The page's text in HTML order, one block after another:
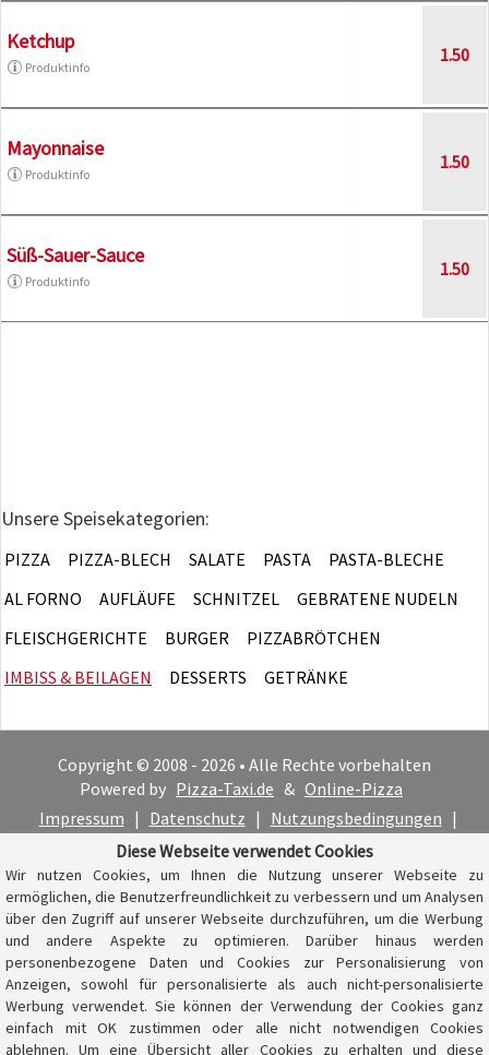
Ketchup
Produktinfo
1.50
Mayonnaise
Produktinfo
1.50
Süß-Sauer-Sauce
Produktinfo
1.50
Unsere Speisekategorien:
PIZZA PIZZA-BLECH SALATE PASTA
PASTA-BLECHE
AL FORNO
AUFLÄUFE SCHNITZEL
GEBRATENE NUDELN
FLEISCHGERICHTE
BURGER
PIZZABRÖTCHEN
IMBISS & BEILAGEN
DESSERTS GETRÄNKE
Copyright © 2008 - 2026 • Alle Rechte vorbehalten
Powered by Pizza-Taxi.de & Online-Pizza
Impressum | Datenschutz | Nutzungsbedingungen |
Cookie-Hinweis
Diese Webseite verwendet Cookies
Wir nutzen Cookies, um Ihnen die Nutzung unserer Webseite zu
ermöglichen, die Benutzerfreundlichkeit zu verbessern und um Analysen
über den Zugriff auf unserer Webseite durchzuführen, um die Werbung
und andere Aspekte zu optimieren. Darüber hinaus werden
personenbezogene Daten und Cookies zur Personalisierung von
Anzeigen, sowohl für personalisierte als auch nicht-personalisierte
Werbung verwendet. Sie können der Verwendung der Cookies ganz
einfach mit OK zustimmen oder alle nicht notwendigen Cookies
ablehnen. Um eine Übersicht aller Cookies zu erhalten und diese